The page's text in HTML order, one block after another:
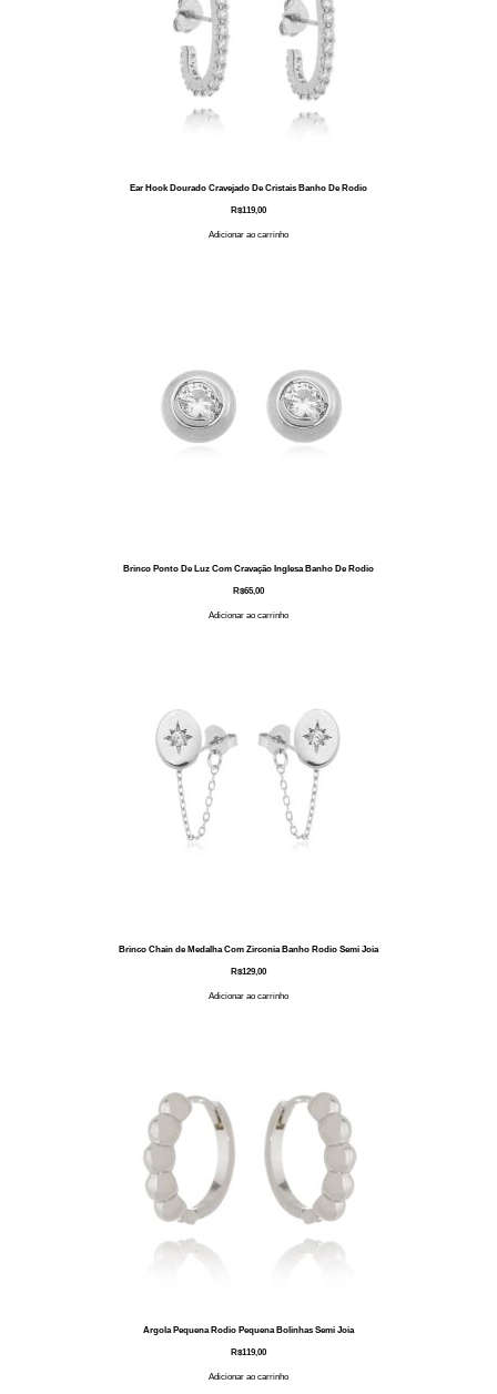
Ear Hook Dourado Cravejado De Cristais Banho De Rodio
R$119,00
Adicionar ao carrinho
Brinco Ponto De Luz Com Cravação Inglesa Banho De Rodio
R$65,00
Adicionar ao carrinho
Brinco Chain de Medalha Com Zirconia Banho Rodio Semi Joia
R$129,00
Adicionar ao carrinho
Argola Pequena Rodio Pequena Bolinhas Semi Joia
R$119,00
Adicionar ao carrinho